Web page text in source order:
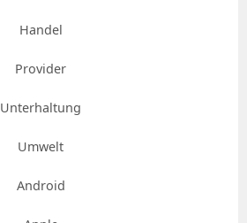
Handel
Provider
Unterhaltung
Umwelt
Android